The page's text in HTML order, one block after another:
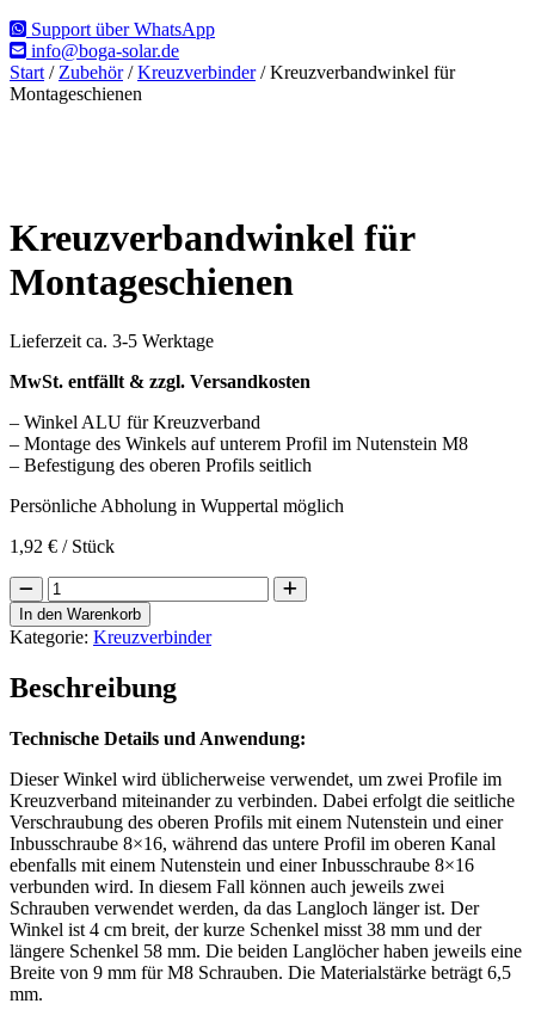
Support über WhatsApp
info@boga-solar.de
Start / Zubehör/Kreuzverbinder/ Kreuzverbandwinkel für
Montageschienen
Kreuzverbandwinkel für
Montageschienen
Lieferzeit ca. 3-5 Werktage
MwSt. entfällt & zzgl. Versandkosten
– Winkel ALU für Kreuzverband
– Montage des Winkels auf unterem Profil im Nutenstein M8
– Befestigung des oberen Profils seitlich
Persönliche Abholung in Wuppertal möglich
1,92 € / Stück
Kreuzverbandwinkel
für
Montageschienen
Menge
In den Warenkorb
Kategorie: Kreuzverbinder
Beschreibung
Technische Details und Anwendung:
Dieser Winkel wird üblicherweise verwendet, um zwei Profile im
Kreuzverband miteinander zu verbinden. Dabei erfolgt die seitliche
Verschraubung des oberen Profils mit einem Nutenstein und einer
Inbusschraube 8×16, während das untere Profil im oberen Kanal
ebenfalls mit einem Nutenstein und einer Inbusschraube 8×16
verbunden wird. In diesem Fall können auch jeweils zwei
Schrauben verwendet werden, da das Langloch länger ist. Der
Winkel ist 4 cm breit, der kurze Schenkel misst 38 mm und der
längere Schenkel 58 mm. Die beiden Langlöcher haben jeweils eine
Breite von 9 mm für M8 Schrauben. Die Materialstärke beträgt 6,5
mm.